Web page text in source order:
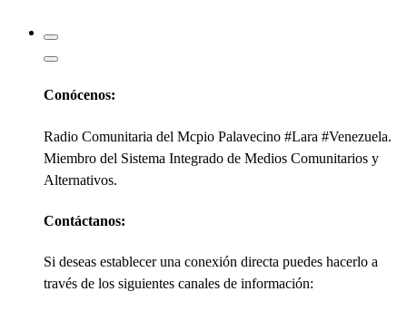
Kabudari
Conócenos:
Radio Comunitaria del Mcpio Palavecino #Lara #Venezuela.
Miembro del Sistema Integrado de Medios Comunitarios y
Alternativos.
Contáctanos:
Si deseas establecer una conexión directa puedes hacerlo a
través de los siguientes canales de información: